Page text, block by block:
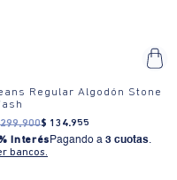
Regular Algodón Stone
299.900$ 134.955
Interés Pagando a 3 cuotas.
bancos.